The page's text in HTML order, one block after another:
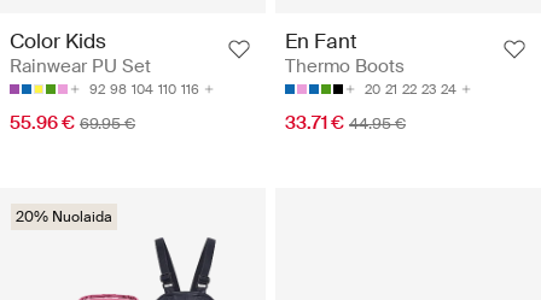
Color Kids
Rainwear PU Set
92 98 104 110 116
55.96 € 69.95 €
En Fant
Thermo Boots
20 21 22 23 24
33.71 € 44.95 €
20% Nuolaida